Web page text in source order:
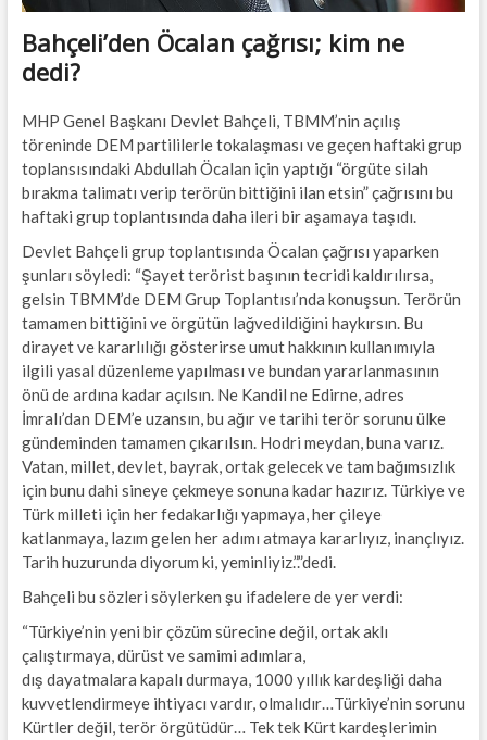
Bahçeli’den Öcalan çağrısı; kim ne
dedi?
MHP Genel Başkanı Devlet Bahçeli, TBMM’nin açılış
töreninde DEM partililerle tokalaşması ve geçen haftaki grup
toplansısındaki Abdullah Öcalan için yaptığı “örgüte silah
bırakma talimatı verip terörün bittiğini ilan etsin” çağrısını bu
haftaki grup toplantısında daha ileri bir aşamaya taşıdı.
Devlet Bahçeli grup toplantısında Öcalan çağrısı yaparken
şunları söyledi: “Şayet terörist başının tecridi kaldırılırsa,
gelsin TBMM’de DEM Grup Toplantısı’nda konuşsun. Terörün
tamamen bittiğini ve örgütün lağvedildiğini haykırsın. Bu
dirayet ve kararlılığı gösterirse umut hakkının kullanımıyla
ilgili yasal düzenleme yapılması ve bundan yararlanmasının
önü de ardına kadar açılsın. Ne Kandil ne Edirne, adres
İmralı’dan DEM’e uzansın, bu ağır ve tarihi terör sorunu ülke
gündeminden tamamen çıkarılsın. Hodri meydan, buna varız.
Vatan, millet, devlet, bayrak, ortak gelecek ve tam bağımsızlık
için bunu dahi sineye çekmeye sonuna kadar hazırız. Türkiye ve
Türk milleti için her fedakarlığı yapmaya, her çileye
katlanmaya, lazım gelen her adımı atmaya kararlıyız, inançlıyız.
Tarih huzurunda diyorum ki, yeminliyiz.”.”dedi.
Bahçeli bu sözleri söylerken şu ifadelere de yer verdi:
“Türkiye’nin yeni bir çözüm sürecine değil, ortak aklı
çalıştırmaya, dürüst ve samimi adımlara,
dış dayatmalara kapalı durmaya, 1000 yıllık kardeşliği daha
kuvvetlendirmeye ihtiyacı vardır, olmalıdır…Türkiye’nin sorunu
Kürtler değil, terör örgütüdür… Tek tek Kürt kardeşlerimin